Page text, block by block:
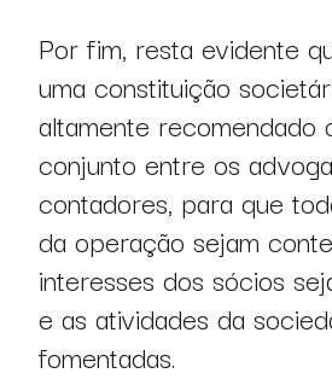
Por fim, resta evidente
uma constituição
altamente recomendado
conjunto entre os
contadores, para que
da operação sejam
interesses dos sócios
e as atividades da
fomentadas.